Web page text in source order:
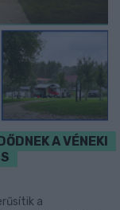
A VÉNEKI
a